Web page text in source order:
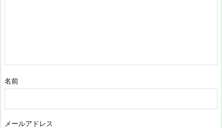
名前
メールアドレス